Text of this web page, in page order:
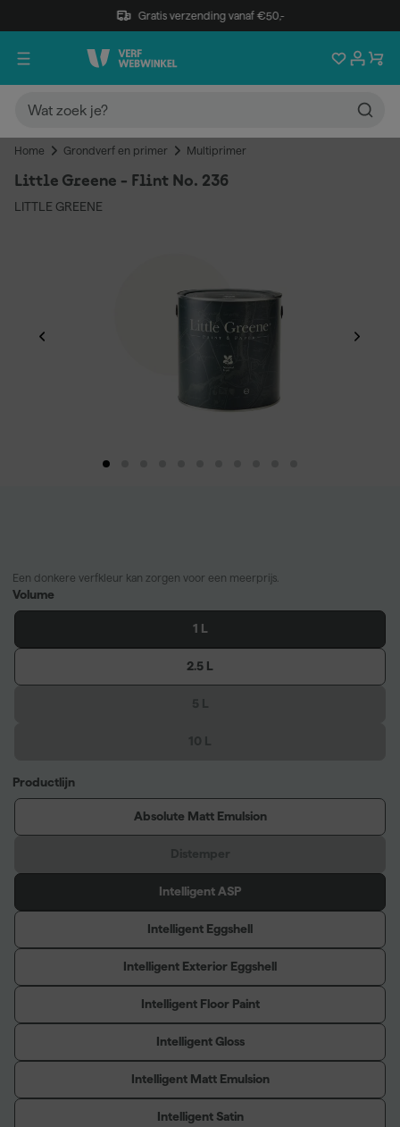
Gratis verzending vanaf €50,-
Home Grondverf en primer Multiprimer
Little Greene - Flint No. 236
LITTLE GREENE
Een donkere verfkleur kan zorgen voor een meerprijs.
Volume
1 L
2.5 L
Productlijn
Absolute Matt Emulsion
Intelligent ASP
Intelligent Eggshell
Intelligent Exterior Eggshell
Intelligent Floor Paint
Intelligent Gloss
Intelligent Matt Emulsion
Intelligent Satin